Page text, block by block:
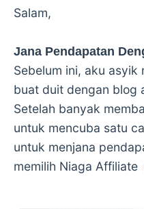
Salam,
Jana Pendapatan
Sebelum ini, aku asyik
buat duit dengan blog
Setelah banyak
untuk mencuba satu
untuk menjana
memilih Niaga